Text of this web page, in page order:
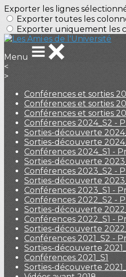
Exporter les lignes
Exporter toutes les
Exporter uniquement les
Menu
<
>
Conférences et sorties
Conférences et sorties
Conférences et sorties
Conférences 2024_S2 -
Sorties-découverte
Sorties-découverte
Conférences 2024_S1 -
Sorties-découverte
Conférences 2023_S2 -
Sorties-découverte
Conférences 2023_S1 -
Conférences 2022_S2 -
Sorties-découverte
Conférences 2022_S1 -
Sorties-découverte
Conférences 2021_S2 -
Sorties-découverte
Conférences 2021_S1
Sorties-découverte